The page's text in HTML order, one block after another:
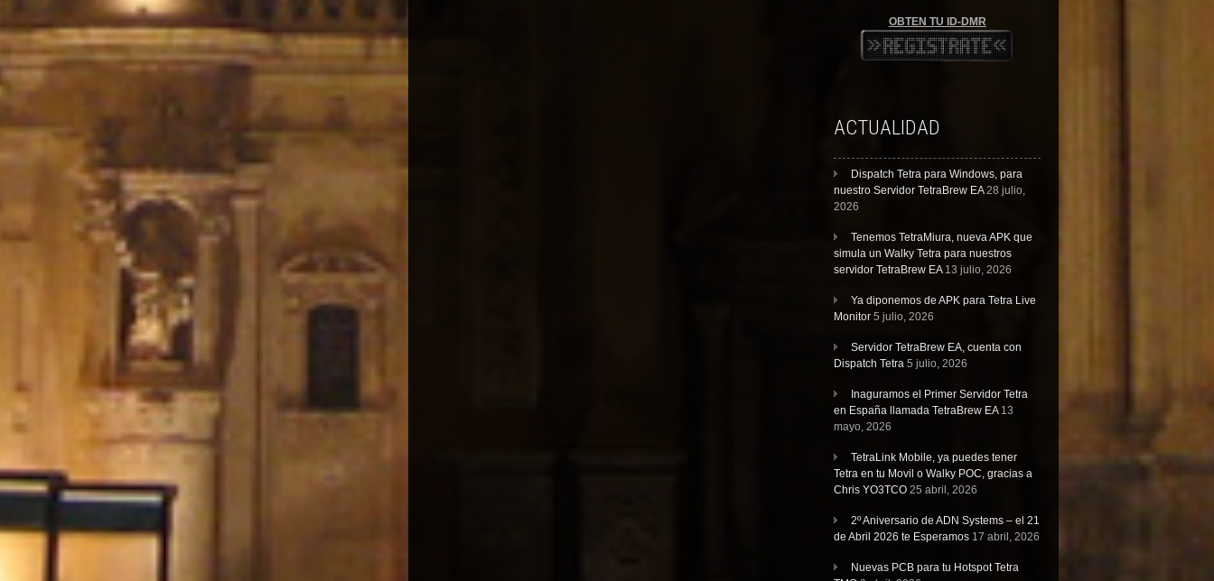
OBTEN TU ID-DMR
ACTUALIDAD
Dispatch Tetra para Windows, para
nuestro Servidor TetraBrew EA 28 julio,
2026
Tenemos TetraMiura, nueva APK que
simula un Walky Tetra para nuestros
servidor TetraBrew EA 13 julio, 2026
Ya diponemos de APK para Tetra Live
Monitor 5 julio, 2026
Servidor TetraBrew EA, cuenta con
Dispatch Tetra 5 julio, 2026
Inaguramos el Primer Servidor Tetra
en España llamada TetraBrew EA 13
mayo, 2026
TetraLink Mobile, ya puedes tener
Tetra en tu Movil o Walky POC, gracias a
Chris YO3TCO 25 abril, 2026
2º Aniversario de ADN Systems – el 21
de Abril 2026 te Esperamos 17 abril, 2026
Nuevas PCB para tu Hotspot Tetra